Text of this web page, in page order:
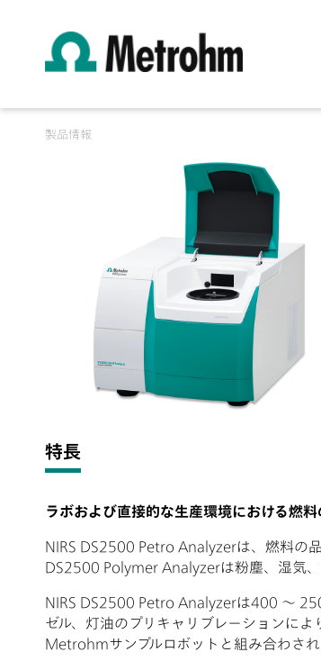
製品情報
特長
ラボおよび直接的な生産環境における燃
NIRS DS2500 Petro Analyzerは、燃料の
DS2500 Polymer Analyzerは粉塵、湿気
NIRS DS2500 Petro Analyzerは400 ～
ゼル、灯油のプリキャリブレーションに
Metrohmサンプルロボットと組み合わさ